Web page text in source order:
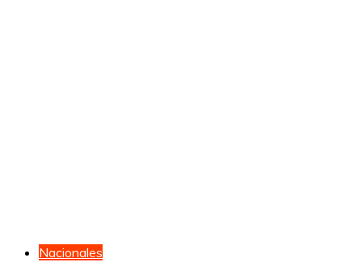
Nacionales